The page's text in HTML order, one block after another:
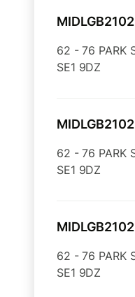
62 - 76 PARK
SE1 9DZ
62 - 76 PARK
SE1 9DZ
62 - 76 PARK
SE1 9DZ